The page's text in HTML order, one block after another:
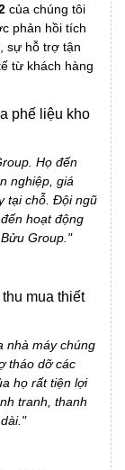
của chúng tôi
phản hồi tích
sự hỗ trợ tận
từ khách hàng
phế liệu kho
Họ đến
nghiệp, giá
tại chỗ. Đội ngũ
hoạt động
Group."
mua thiết
nhà máy chúng
tháo dỡ các
họ rất tiện lợi
tranh, thanh